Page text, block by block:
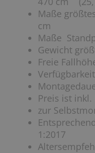
Maße
cm
Maße
Gewicht
Freie
Preis ist inkl.
zur
1:2017